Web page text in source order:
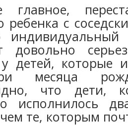
главное,
ребенка с
индивидуальный
довольно
детей, которые
месяца
что дети,
исполнилось
те, которым